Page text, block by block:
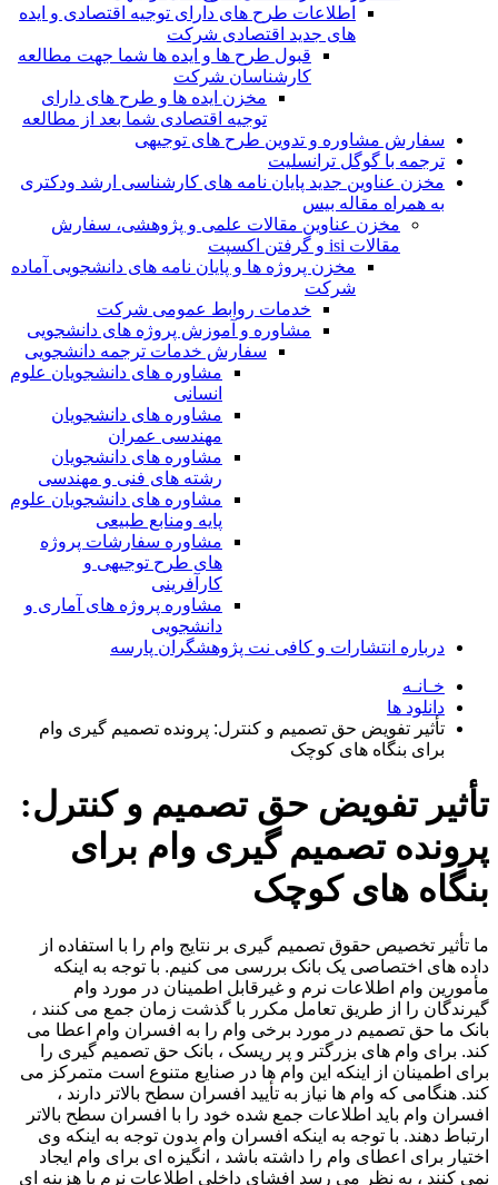
اطلاعات طرح های دارای توجیه اقتصادی و ایده
های جدید اقتصادی شرکت
قبول طرح ها و ایده ها شما جهت مطالعه
کارشناسان شرکت
مخزن ایده ها و طرح های دارای
توجیه اقتصادی شما بعد از مطالعه
سفارش مشاوره و تدوین طرح های توجیهی
ترجمه با گوگل ترانسلیت
مخزن عناوین جدید پایان نامه های کارشناسی ارشد ودکتری
به همراه مقاله بیس
مخزن عناوین مقالات علمی و پژوهشی، سفارش
مقالات isi و گرفتن اکسپت
مخزن پروژه ها و پایان نامه های دانشجویی آماده
شرکت
خدمات روابط عمومی شرکت
مشاوره و آموزش پروژه های دانشجویی
سفارش خدمات ترجمه دانشجویی
مشاوره های دانشجویان علوم
انسانی
مشاوره های دانشجویان
مهندسی عمران
مشاوره های دانشجویان
رشته های فنی و مهندسی
مشاوره های دانشجویان علوم
پایه ومنابع طبیعی
مشاوره سفارشات پروژه
های طرح توجیهی و
کارآفرینی
مشاوره پروژه های آماری و
دانشجویی
درباره انتشارات و کافی نت پژوهشگران پارسه
خـانـه
دانلود ها
تأثیر تفویض حق تصمیم و کنترل: پرونده تصمیم گیری وام
برای بنگاه های کوچک
تأثیر تفویض حق تصمیم و کنترل:
پرونده تصمیم گیری وام برای
بنگاه های کوچک
ما تأثیر تخصیص حقوق تصمیم گیری بر نتایج وام را با استفاده از
داده های اختصاصی یک بانک بررسی می کنیم. با توجه به اینکه
مأمورین وام اطلاعات نرم و غیرقابل اطمینان در مورد وام
گیرندگان را از طریق تعامل مکرر با گذشت زمان جمع می کنند ،
بانک ما حق تصمیم در مورد برخی وام را به افسران وام اعطا می
کند. برای وام های بزرگتر و پر ریسک ، بانک حق تصمیم گیری را
برای اطمینان از اینکه این وام ها در صنایع متنوع است متمرکز می
کند. هنگامی که وام ها نیاز به تأیید افسران سطح بالاتر دارند ،
افسران وام باید اطلاعات جمع شده خود را با افسران سطح بالاتر
ارتباط دهند. با توجه به اینکه افسران وام بدون توجه به اینکه وی
اختیار برای اعطای وام را داشته باشد ، انگیزه ای برای وام ایجاد
نمی کنند ، به نظر می رسد افشای داخلی اطلاعات نرم با هزینه ای